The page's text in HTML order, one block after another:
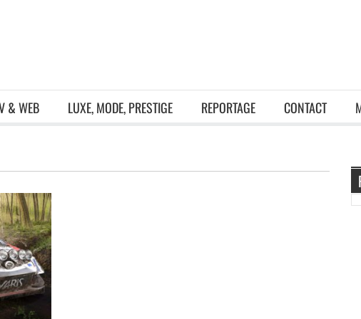
& WEB LUXE, MODE, PRESTIGE REPORTAGE CONTACT